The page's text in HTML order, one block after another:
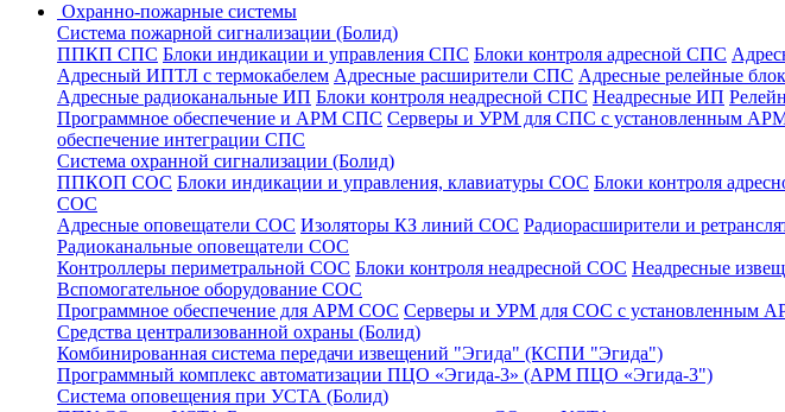
Охранно-пожарные системы
Система пожарной сигнализации (Болид)
ППКП СПС Блоки индикации и управления СПС Блоки контроля адресной СПС
Адресный ИПТЛ с термокабелем Адресные расширители СПС Адресные релейные
Адресные радиоканальные ИП Блоки контроля неадресной СПС Неадресные ИП
Программное обеспечение и АРМ СПС Серверы и УРМ для СПС с установленным
обеспечение интеграции СПС
Система охранной сигнализации (Болид)
ППКОП СОС Блоки индикации и управления, клавиатуры СОС Блоки контроля
СОС
Адресные оповещатели СОС Изоляторы КЗ линий СОС Радиорасширители и
Радиоканальные оповещатели СОС
Контроллеры периметральной СОС Блоки контроля неадресной СОС Неадресные
Вспомогательное оборудование СОС
Программное обеспечение для АРМ СОС Серверы и УРМ для СОС с установленным
Средства централизованной охраны (Болид)
Комбинированная система передачи извещений "Эгида" (КСПИ "Эгида")
Программный комплекс автоматизации ПЦО «Эгида-3» (АРМ ПЦО «Эгида-3")
Система оповещения при УСТА (Болид)